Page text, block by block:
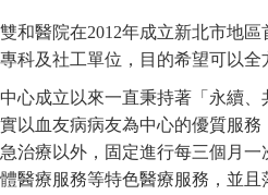
雙和醫院在2012年成立新北市地
專科及社工單位，目的希望可以全
中心成立以來一直秉持著「永續
實以血友病病友為中心的優質服
急治療以外，固定進行每三個月
體醫療服務等特色醫療服務，並